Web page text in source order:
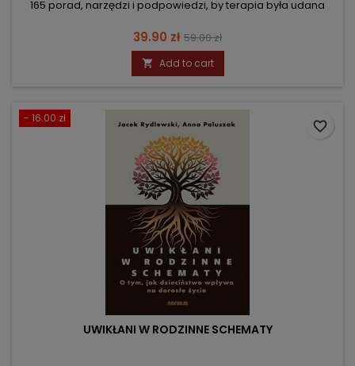
165 porad, narzędzi i podpowiedzi, by terapia była udana
Price
39.90 zł Regular
price
59.00 zł
 Add to cart
- 16.00 zł
UWIKŁANI W RODZINNE SCHEMATY
favorite_border